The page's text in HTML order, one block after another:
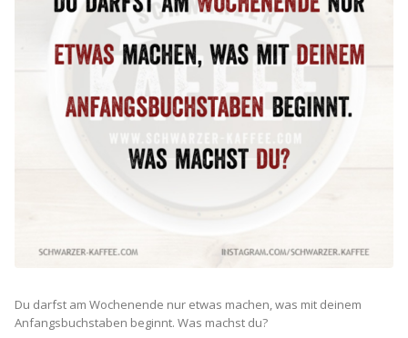
Du darfst am Wochenende nur etwas machen, was mit deinem
Anfangsbuchstaben beginnt. Was machst du?